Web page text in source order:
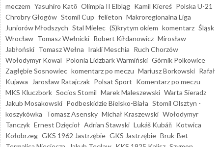
meczem Yasuhiro Katō Olimpia II Elbląg Kamil Kiereś Polska U-21
Chrobry Głogów Stomil Cup felieton Makroregionalna Liga
Juniorów Młodszych Stal Mielec (S)krytym okiem komentarz Śląsk
Wrocław Tomasz Wełnicki Robert Kiłdanowicz Mirosław
Jabłoński Tomasz Wełna Irakli Meschia Ruch Chorzów
Wołodymyr Kowal Polonia Lidzbark Warmiński Górnik Polkowice
Zagłębie Sosnowiec komentarz po meczu Mariusz Borkowski Rafał
Kujawa
Jarosław Ratajczak Polsat Sport Komentarz po meczu
MKS Kluczbork Socios Stomil Marek Maleszewski Warta Sieradz
Jakub Mosakowski Podbeskidzie Bielsko-Biała Stomil Olsztyn -
koszykówka Tomasz Asensky Michał Kraszewski Wołodymyr
Tanczyk Ernest Dzięcioł Adrian Stawski Lukáš Kubáň Kotwica
Kołobrzeg GKS 1962 Jastrzębie GKS Jastrzębie Bruk-Bet